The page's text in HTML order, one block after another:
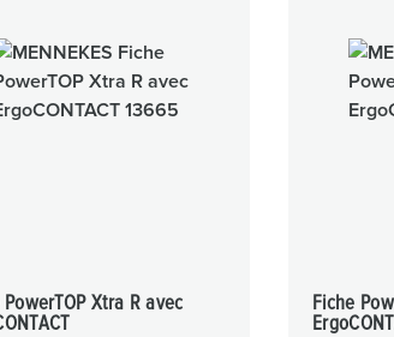
Transmission de données / réseautique
Produits avec extension et produits
PowerTOP Xtra R avec
Fiche